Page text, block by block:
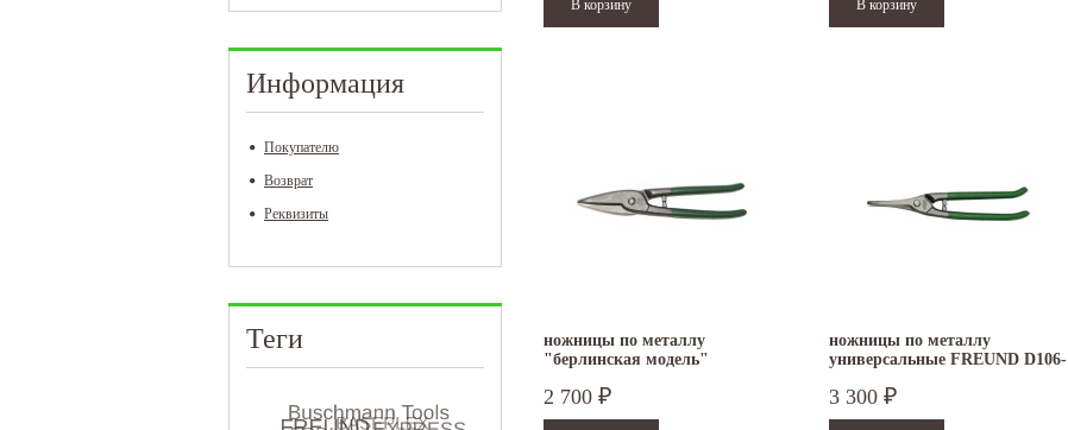
Информация
Покупателю
Возврат
Реквизиты
Теги
ножницы по металлу
"берлинская модель"
2 700 ₽
ножницы по металлу
универсальные FREUND D106-
3 300 ₽